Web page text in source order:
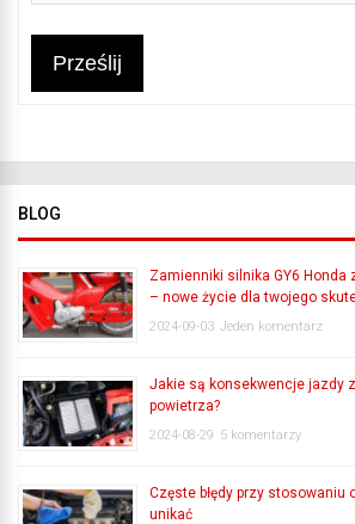
Prześlij
BLOG
Zamienniki silnika GY6 Honda
– nowe życie dla twojego
2024-09-03 Jeden komentarz
Jakie są konsekwencje jazdy
powietrza?
2024-08-29 5 komentarzy
Częste błędy przy stosowaniu
unikać